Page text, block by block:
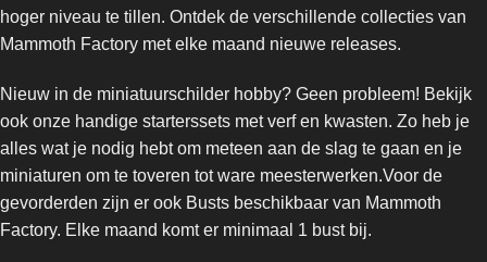
hoger niveau te tillen. Ontdek de verschillende collecties van
Mammoth Factory met elke maand nieuwe releases.
Nieuw in de miniatuurschilder hobby? Geen probleem! Bekijk
ook onze handige starterssets met verf en kwasten. Zo heb je
alles wat je nodig hebt om meteen aan de slag te gaan en je
miniaturen om te toveren tot ware meesterwerken.Voor de
gevorderden zijn er ook Busts beschikbaar van Mammoth
Factory. Elke maand komt er minimaal 1 bust bij.